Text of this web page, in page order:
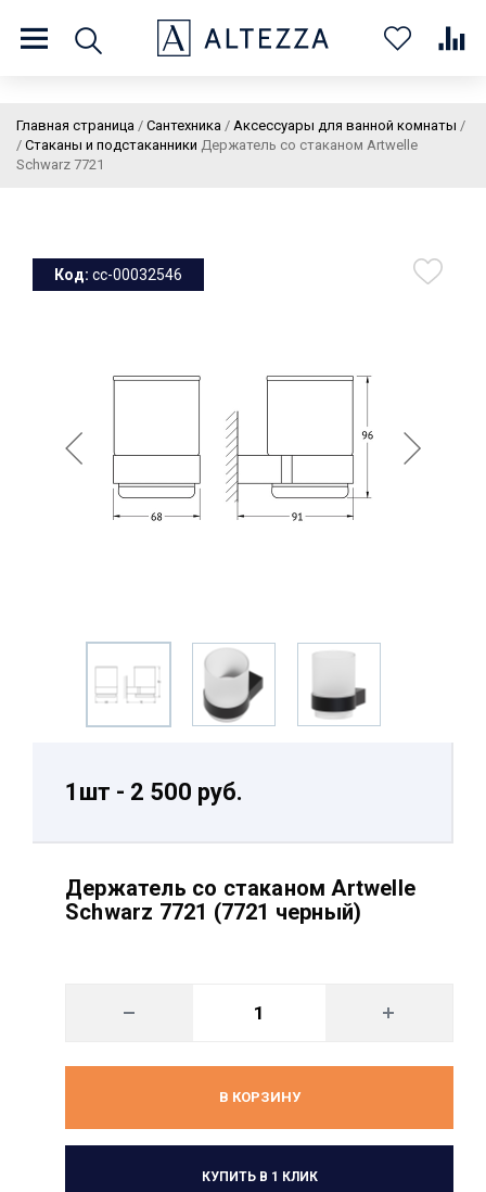
8 (800) 201 60 03 9:00 - 21:00 ПН-ВС
Каталог 0 0
Главная страница / Сантехника / Аксессуары для ванной комнаты
/ Стаканы и подстаканники
/
Держатель со стаканом Artwelle
Schwarz 7721
Код: cc-00032546
1шт - 2 500 руб.
Держатель со стаканом Artwelle
Schwarz 7721 (7721 черный)
В КОРЗИНУ
КУПИТЬ В 1 КЛИК